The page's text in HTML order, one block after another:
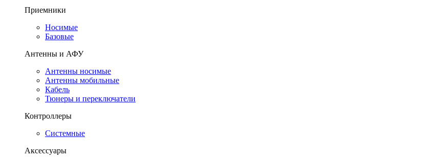
Приемники
Носимые
Базовые
Антенны и АФУ
Антенны носимые
Антенны мобильные
Кабель
Тюнеры и переключатели
Контроллеры
Системные
Аксессуары